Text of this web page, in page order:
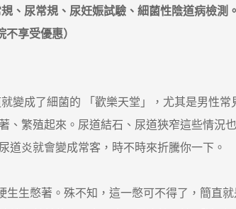
、尿常規、尿妊娠試驗、細菌性陰道病檢測。
享受優惠）
成了細菌的 「歡樂天堂」，尤其是男性常
、繁殖起來。尿道結石、尿道狹窄這些情況
道炎就會變成常客，時不時來折騰你一下。
生憋著。殊不知，這一憋可不得了，簡直就